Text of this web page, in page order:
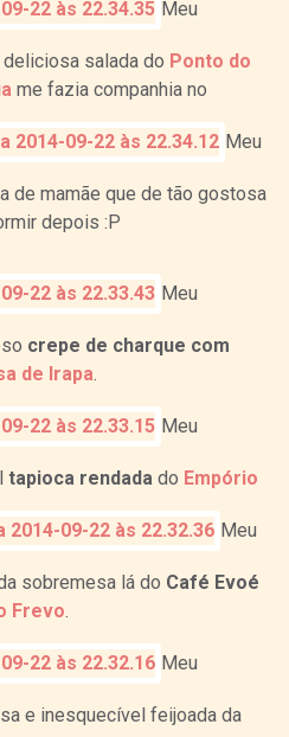
Meu
salada do Ponto do
me fazia companhia no
Meu
de mamãe que de tão gostosa
depois :P
Meu
crepe de charque com
de Irapa.
Meu
tapioca rendadado Empório
Meu
sobremesa lá do Café Evoé
Frevo.
Meu
e inesquecível feijoada da